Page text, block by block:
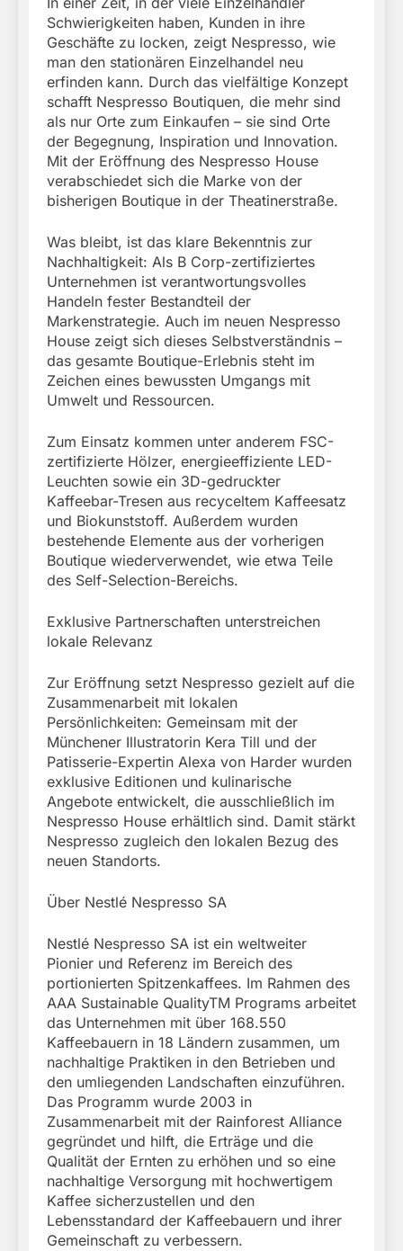
Schwierigkeiten haben, Kunden in ihre
Geschäfte zu locken, zeigt Nespresso, wie
man den stationären Einzelhandel neu
erfinden kann. Durch das vielfältige Konzept
schafft Nespresso Boutiquen, die mehr sind
als nur Orte zum Einkaufen – sie sind Orte
der Begegnung, Inspiration und Innovation.
Mit der Eröffnung des Nespresso House
verabschiedet sich die Marke von der
bisherigen Boutique in der Theatinerstraße.
Was bleibt, ist das klare Bekenntnis zur
Nachhaltigkeit: Als B Corp-zertifiziertes
Unternehmen ist verantwortungsvolles
Handeln fester Bestandteil der
Markenstrategie. Auch im neuen Nespresso
House zeigt sich dieses Selbstverständnis –
das gesamte Boutique-Erlebnis steht im
Zeichen eines bewussten Umgangs mit
Umwelt und Ressourcen.
Zum Einsatz kommen unter anderem FSC-
zertifizierte Hölzer, energieeffiziente LED-
Leuchten sowie ein 3D-gedruckter
Kaffeebar-Tresen aus recyceltem Kaffeesatz
und Biokunststoff. Außerdem wurden
bestehende Elemente aus der vorherigen
Boutique wiederverwendet, wie etwa Teile
des Self-Selection-Bereichs.
Exklusive Partnerschaften unterstreichen
lokale Relevanz
Zur Eröffnung setzt Nespresso gezielt auf die
Zusammenarbeit mit lokalen
Persönlichkeiten: Gemeinsam mit der
Münchener Illustratorin Kera Till und der
Patisserie-Expertin Alexa von Harder wurden
exklusive Editionen und kulinarische
Angebote entwickelt, die ausschließlich im
Nespresso House erhältlich sind. Damit stärkt
Nespresso zugleich den lokalen Bezug des
neuen Standorts.
Über Nestlé Nespresso SA
Nestlé Nespresso SA ist ein weltweiter
Pionier und Referenz im Bereich des
portionierten Spitzenkaffees. Im Rahmen des
AAA Sustainable QualityTM Programs arbeitet
das Unternehmen mit über 168.550
Kaffeebauern in 18 Ländern zusammen, um
nachhaltige Praktiken in den Betrieben und
den umliegenden Landschaften einzuführen.
Das Programm wurde 2003 in
Zusammenarbeit mit der Rainforest Alliance
gegründet und hilft, die Erträge und die
Qualität der Ernten zu erhöhen und so eine
nachhaltige Versorgung mit hochwertigem
Kaffee sicherzustellen und den
Lebensstandard der Kaffeebauern und ihrer
Gemeinschaft zu verbessern.